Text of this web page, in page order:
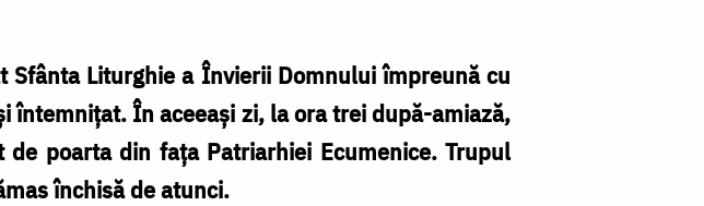
Liturghie a Învierii Domnului împreună cu
În aceeași zi, la ora trei după-amiază,
poarta din fața Patriarhiei Ecumenice. Trupul
închisă de atunci.